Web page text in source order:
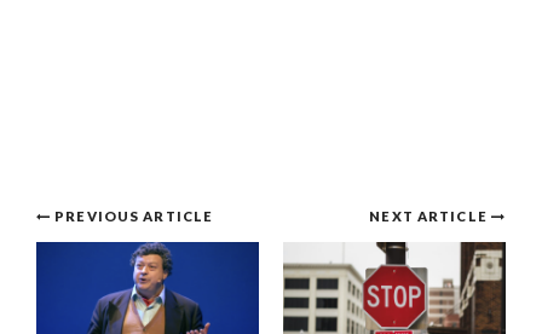
Post
navigation
NEXT ARTICLE
PREVIOUS ARTICLE